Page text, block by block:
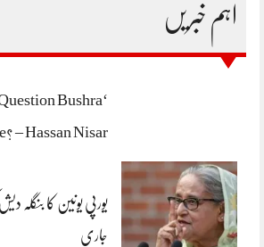
اہم خبریں
Bushra
– Hassan Nisar
یورپی یونین کا بنگلہ
جاری